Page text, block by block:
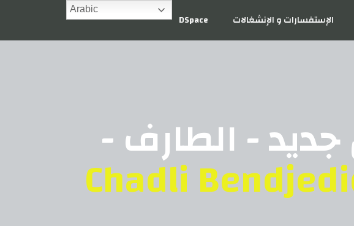
الإستفسارات و الإنشغالات DSpace
- الطارف -
Chadli
Arabic